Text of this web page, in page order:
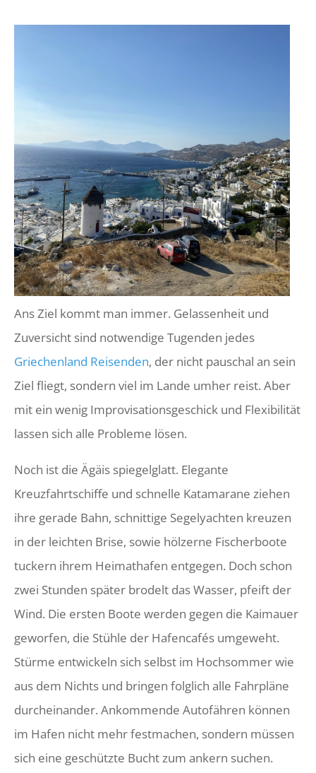
Ans Ziel kommt man immer. Gelassenheit und
Zuversicht sind notwendige Tugenden jedes
Griechenland Reisenden, der nicht pauschal an sein
Ziel fliegt, sondern viel im Lande umher reist. Aber
mit ein wenig Improvisationsgeschick und Flexibilität
lassen sich alle Probleme lösen.
Noch ist die Ägäis spiegelglatt. Elegante
Kreuzfahrtschiffe und schnelle Katamarane ziehen
ihre gerade Bahn, schnittige Segelyachten kreuzen
in der leichten Brise, sowie hölzerne Fischerboote
tuckern ihrem Heimathafen entgegen. Doch schon
zwei Stunden später brodelt das Wasser, pfeift der
Wind. Die ersten Boote werden gegen die Kaimauer
geworfen, die Stühle der Hafencafés umgeweht.
Stürme entwickeln sich selbst im Hochsommer wie
aus dem Nichts und bringen folglich alle Fahrpläne
durcheinander. Ankommende Autofähren können
im Hafen nicht mehr festmachen, sondern müssen
sich eine geschützte Bucht zum ankern suchen.